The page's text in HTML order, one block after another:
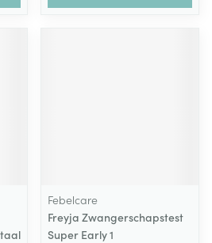
Febelcare
Freyja Zwangerschapstest
Super Early 1